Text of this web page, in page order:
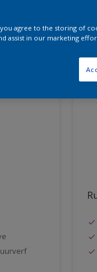
you agree to the storing of
assist in our marketing